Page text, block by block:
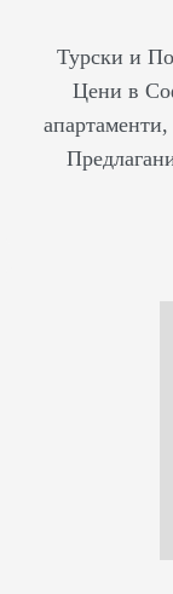
Турски и
Цени в